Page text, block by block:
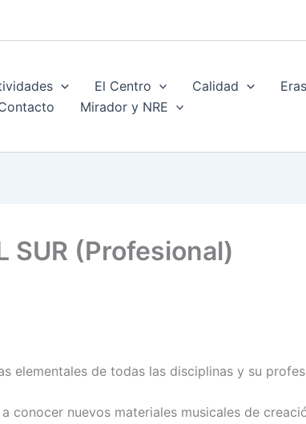
El Centro Calidad
Mirador y NRE
SUR (Profesional)
elementales de todas las disciplinas y su
conocer nuevos materiales musicales de